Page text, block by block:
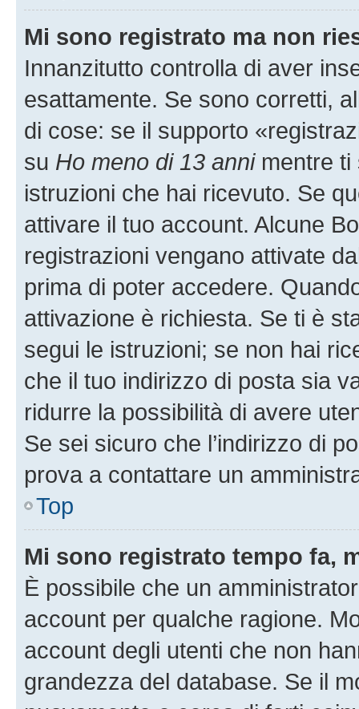
Mi sono registrato ma non
Innanzitutto controlla di aver
esattamente. Se sono corretti,
di cose: se il supporto
su Ho meno di 13 annimentre ti
istruzioni che hai ricevuto. Se
attivare il tuo account. Alcune
registrazioni vengano attivate
prima di poter accedere.
attivazione è richiesta. Se ti è
segui le istruzioni; se non hai
che il tuo indirizzo di posta sia
ridurre la possibilità di avere
Se sei sicuro che l’indirizzo di
prova a contattare un
Top
Mi sono registrato tempo fa,
È possibile che un
account per qualche ragione.
account degli utenti che non
grandezza del database. Se il